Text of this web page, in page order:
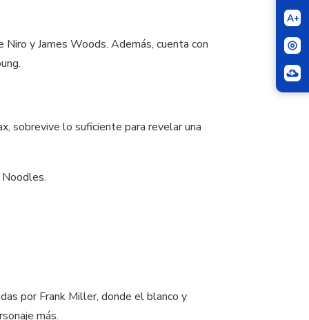
A+
y James Woods. Además, cuenta con
sobrevive lo suficiente para revelar una
por Frank Miller, donde el blanco y
más.